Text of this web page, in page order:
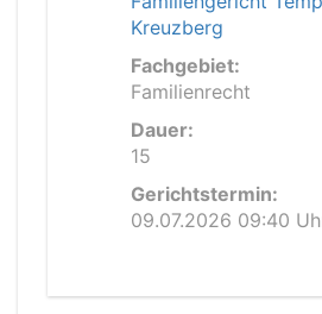
Kreuzberg
Fachgebiet:
Familienrecht
Dauer:
15
Gerichtstermin:
09.07.2026 09:40